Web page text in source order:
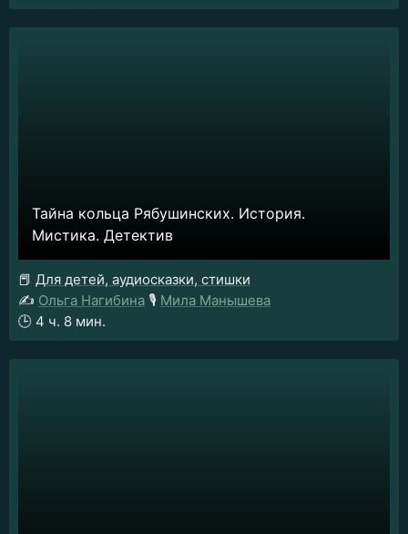
Тайна кольца Рябушинских. История.
Мистика. Детектив
📕 Для детей, аудиосказки, стишки
✍️ Ольга Нагибина 🎙️ Мила Манышева
🕒 4 ч. 8 мин.